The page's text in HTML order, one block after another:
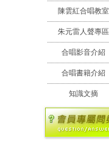
陳雲紅合唱教室
朱元雷人聲專區
合唱影音介紹
合唱書籍介紹
知識文摘